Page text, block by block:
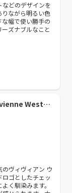
どのデザインを
ながら明るい色
幅で使い勝手の
ズナブルなこと
ヴィヴィアン ウエストウッド ネクタイ【Vivienne Westwood】
ヴィヴィアン ウ
ゴとしたチェッ
く馴染みます。